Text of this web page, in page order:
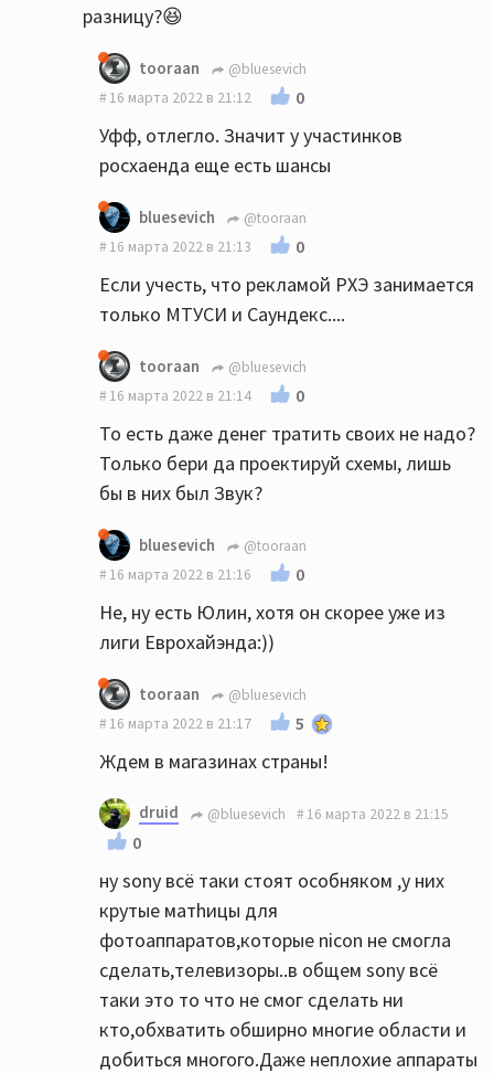
разницу?😆
tooraan
@bluesevich
16 марта 2022 в 21:12
0
Уфф, отлегло. Значит у участинков
росхаенда еще есть шансы
bluesevich
@tooraan
16 марта 2022 в 21:13
0
Если учесть, что рекламой РХЭ занимается
только МТУСИ и Саундекс....
tooraan
@bluesevich
16 марта 2022 в 21:14
0
То есть даже денег тратить своих не надо?
Только бери да проектируй схемы, лишь
бы в них был Звук?
bluesevich
@tooraan
16 марта 2022 в 21:16
0
Не, ну есть Юлин, хотя он скорее уже из
лиги Еврохайэнда:))
tooraan
@bluesevich
16 марта 2022 в 21:17
5
Ждем в магазинах страны!
druid @bluesevich 16 марта 2022 в 21:15
0
ну sony всё таки стоят особняком ,у них
крутые матhицы для
фотоаппаратов,которые nicon не смогла
сделать,телевизоры..в общем sony всё
таки это то что не смог сделать ни
кто,обхватить обширно многие области и
добиться многого.Даже неплохие аппараты